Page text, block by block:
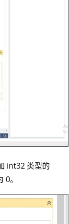
int32 类型的
。